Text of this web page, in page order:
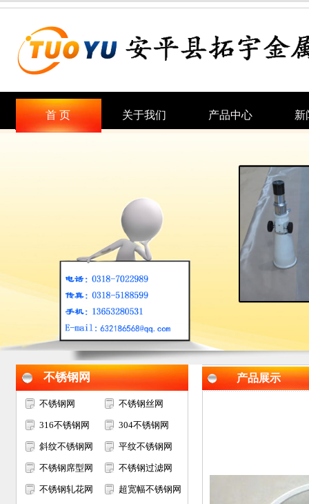
首 页 关于我们 产品中心 新
不锈钢网
不锈钢网 不锈钢丝网
316不锈钢网 304不锈钢网
斜纹不锈钢网 平纹不锈钢网
不锈钢席型网 不锈钢过滤网
不锈钢轧花网 超宽幅不锈钢网
产品展示